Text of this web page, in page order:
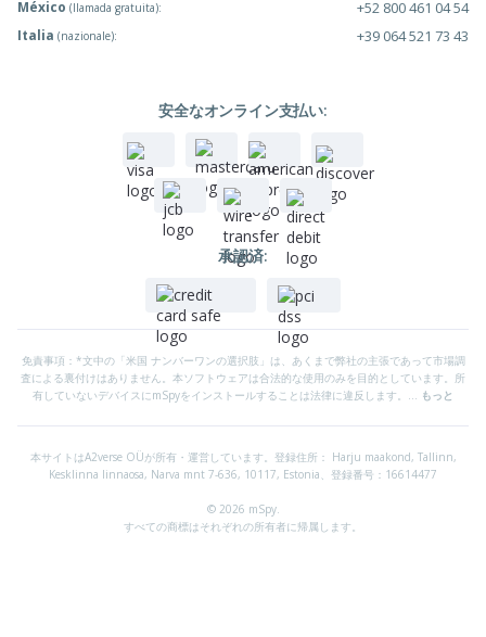
México (llamada gratuita): +52 800 461 04 54
Italia (nazionale): +39 064 521 73 43
安全なオンライン支払い:
承認済:
免責事項：*文中の「米国 ナンバーワンの選択肢」は、あくまで弊社の主張であって市場調
査による裏付けはありません。本ソフトウェアは合法的な使用のみを目的としています。所
有していないデバイスにmSpyをインストールすることは法律に違反します。... もっと
本サイトはA2verse OÜが所有・運営しています。登録住所： Harju maakond, Tallinn,
Kesklinna linnaosa, Narva mnt 7-636, 10117, Estonia、登録番号：16614477
© 2026 mSpy.
すべての商標はそれぞれの所有者に帰属します。